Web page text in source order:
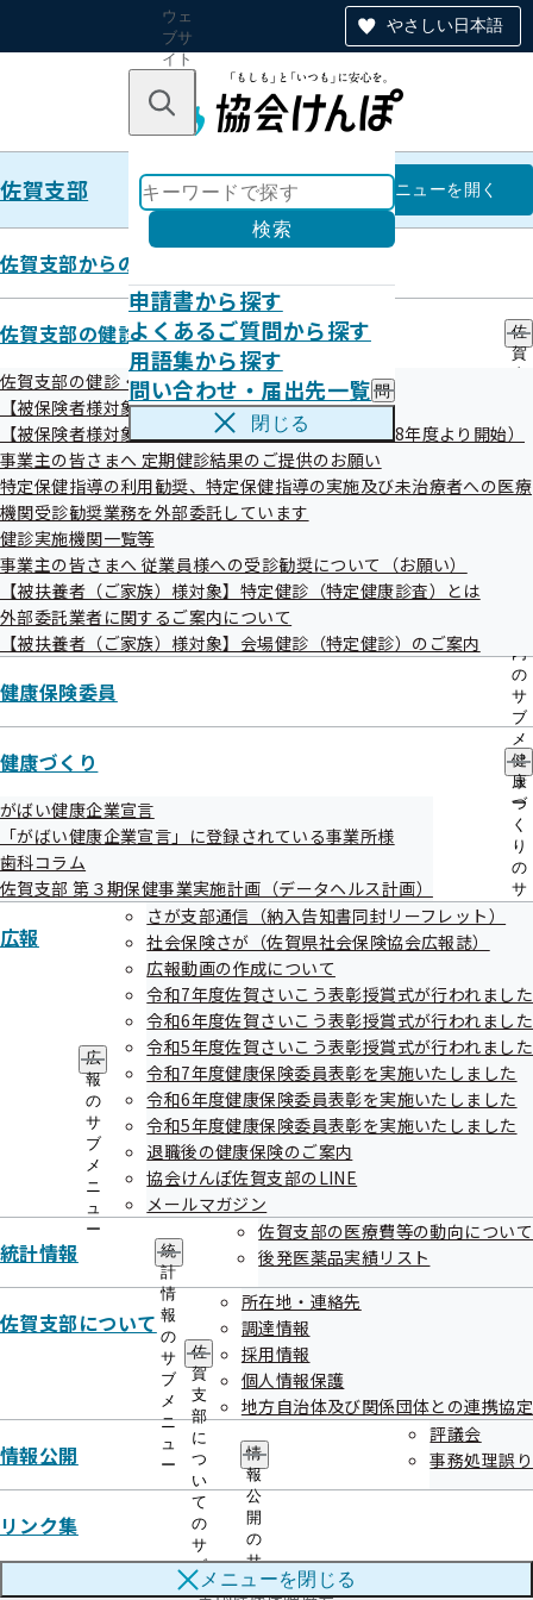
やさしい日本語
ウェ
ブサ
イト
のナ
ン
キーワードで探す
検索
申請書から探す
よくあるご質問から探す
用語集から探す
問い合わせ・届出先一覧 問
い
わ
せ
・
先
一
覧
サ
ュ
閉じる
佐賀支部 佐賀支部
メニューを開く
佐賀支部からのお知らせ
佐賀支部の健診・保健指導のご案内
佐
賀
健
・
内
の
サ
ブ
メ
ニ
ュ
ー
佐賀支部の健診・保健指導のご案内
【被保険者様対象】生活習慣病予防健診のご案内
【被保険者様対象】人間ドック健診のご案内（令和8年度より開始）
事業主の皆さまへ 定期健診結果のご提供のお願い
特定保健指導の利用勧奨、特定保健指導の実施及び未治療者への医療
機関受診勧奨業務を外部委託しています
健診実施機関一覧等
事業主の皆さまへ 従業員様への受診勧奨について（お願い）
【被扶養者（ご家族）様対象】特定健診（特定健康診査）とは
外部委託業者に関するご案内について
【被扶養者（ご家族）様対象】会場健診（特定健診）のご案内
健康保険委員
健康づくり
健
康
づ
く
り
の
サ
ー
がばい健康企業宣言
「がばい健康企業宣言」に登録されている事業所様
歯科コラム
佐賀支部 第３期保健事業実施計画（データヘルス計画）
広報
広
報
の
サ
ブ
メ
ニ
ュ
ー
さが支部通信（納入告知書同封リーフレット）
社会保険さが（佐賀県社会保険協会広報誌）
広報動画の作成について
令和7年度佐賀さいこう表彰授賞式が行われました
令和6年度佐賀さいこう表彰授賞式が行われました
令和5年度佐賀さいこう表彰授賞式が行われました
令和7年度健康保険委員表彰を実施いたしました
令和6年度健康保険委員表彰を実施いたしました
令和5年度健康保険委員表彰を実施いたしました
退職後の健康保険のご案内
協会けんぽ佐賀支部のLINE
メールマガジン
統計情報
統
計
情
報
の
サ
ブ
メ
ニ
ュ
ー
佐賀支部の医療費等の動向について
後発医薬品実績リスト
佐賀支部について
佐
賀
支
部
に
つ
い
て
の
サ
ブ
メ
所在地・連絡先
調達情報
採用情報
個人情報保護
地方自治体及び関係団体との連携協定
情報公開
情
報
公
開
の
サ
ブ
評議会
事務処理誤り
リンク集
メニューを閉じる
統計情報
佐賀支部の医療費等の動向について
後発医薬品実績リスト
協会けんぽTOP 都道府県支部 佐賀支部統計情報
連絡先・アクセス
本部所在地 都道府県支部所在地
給付と手続き 申請書
協会けんぽについて
お知らせ
よくあるご質問
用語集
リンクこのWEBサイトについて アクセシビリティポリシー
サイトマップ